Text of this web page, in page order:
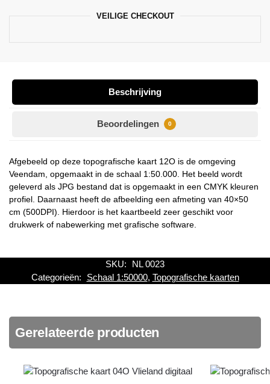
VEILIGE CHECKOUT
Beschrijving
Beoordelingen 0
Afgebeeld op deze topografische kaart 12O is de omgeving
Veendam, opgemaakt in de schaal 1:50.000. Het beeld wordt
geleverd als JPG bestand dat is opgemaakt in een CMYK kleuren
profiel. Daarnaast heeft de afbeelding een afmeting van 40×50
cm (500DPI). Hierdoor is het kaartbeeld zeer geschikt voor
drukwerk of nabewerking met grafische software.
SKU:
NL 0023
Categorieën:
Schaal 1:50000, Topografische kaarten
Gerelateerde producten